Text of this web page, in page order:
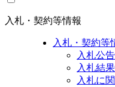
入札・契約等情報
入札・契約等
入札公
入札結
入札に